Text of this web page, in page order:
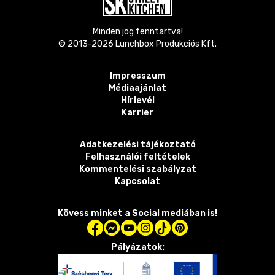
Minden jog fenntartva!
© 2013-2026 Lunchbox Produkciós Kft.
Impresszum
Médiaajánlat
Hírlevél
Karrier
Adatkezelési tájékoztató
Felhasználói feltételek
Kommentelési szabályzat
Kapcsolat
Kövess minket a Social mediában is!
Pályázatok: